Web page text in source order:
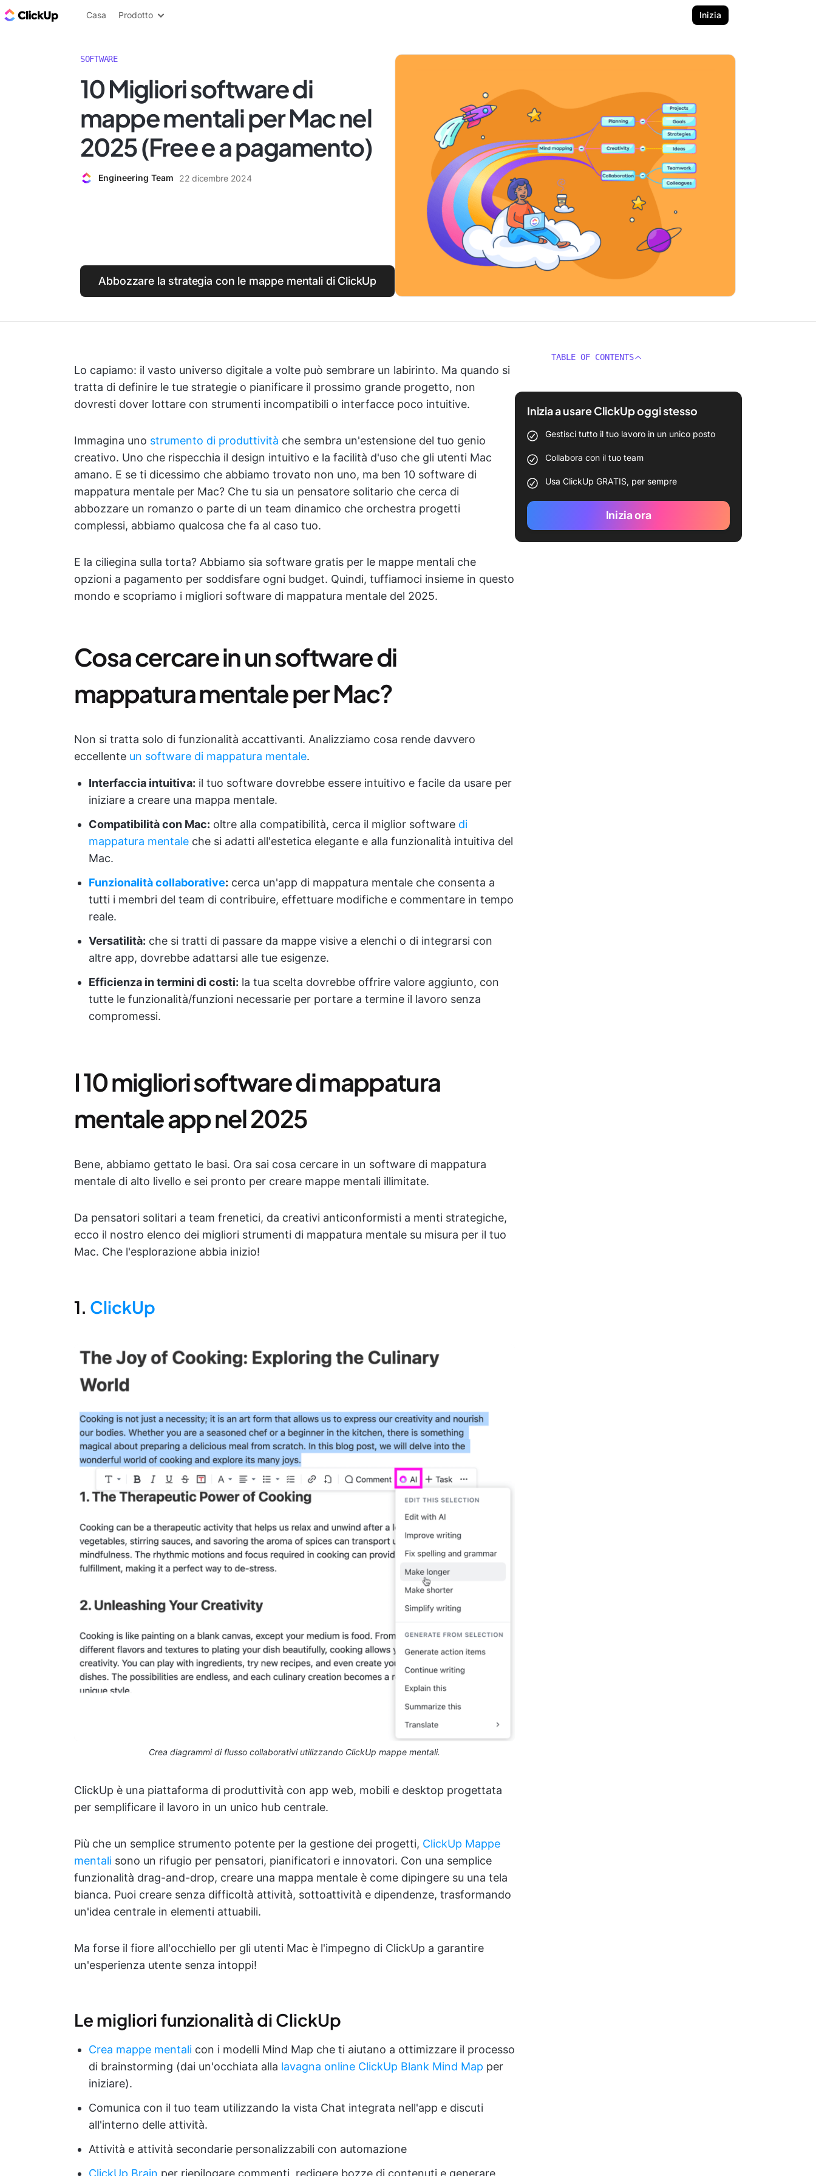
Blog di ClickUp
Casa Prodotto Inizia
SOFTWARE
10 Migliori software di
mappe mentali per Mac nel
2025 (Free e a pagamento)
Engineering Team 22 dicembre 2024
Abbozzare la strategia con le mappe mentali di ClickUp
Lo capiamo: il vasto universo digitale a volte può sembrare un labirinto. Ma quando si
tratta di definire le tue strategie o pianificare il prossimo grande progetto, non
dovresti dover lottare con strumenti incompatibili o interfacce poco intuitive.
Immagina uno strumento di produttività che sembra un'estensione del tuo genio
creativo. Uno che rispecchia il design intuitivo e la facilità d'uso che gli utenti Mac
amano. E se ti dicessimo che abbiamo trovato non uno, ma ben 10 software di
mappatura mentale per Mac? Che tu sia un pensatore solitario che cerca di
abbozzare un romanzo o parte di un team dinamico che orchestra progetti
complessi, abbiamo qualcosa che fa al caso tuo.
E la ciliegina sulla torta? Abbiamo sia software gratis per le mappe mentali che
opzioni a pagamento per soddisfare ogni budget. Quindi, tuffiamoci insieme in questo
mondo e scopriamo i migliori software di mappatura mentale del 2025.
Cosa cercare in un software di
mappatura mentale per Mac?
Non si tratta solo di funzionalità accattivanti. Analizziamo cosa rende davvero
eccellente un software di mappatura mentale.
Interfaccia intuitiva: il tuo software dovrebbe essere intuitivo e facile da usare per
iniziare a creare una mappa mentale.
Compatibilità con Mac: oltre alla compatibilità, cerca il miglior software di
mappatura mentale che si adatti all'estetica elegante e alla funzionalità intuitiva del
Mac.
Funzionalità collaborative: cerca un'app di mappatura mentale che consenta a
tutti i membri del team di contribuire, effettuare modifiche e commentare in tempo
reale.
Versatilità: che si tratti di passare da mappe visive a elenchi o di integrarsi con
altre app, dovrebbe adattarsi alle tue esigenze.
Efficienza in termini di costi: la tua scelta dovrebbe offrire valore aggiunto, con
tutte le funzionalità/funzioni necessarie per portare a termine il lavoro senza
compromessi.
I 10 migliori software di mappatura
mentale app nel 2025
Bene, abbiamo gettato le basi. Ora sai cosa cercare in un software di mappatura
mentale di alto livello e sei pronto per creare mappe mentali illimitate.
Da pensatori solitari a team frenetici, da creativi anticonformisti a menti strategiche,
ecco il nostro elenco dei migliori strumenti di mappatura mentale su misura per il tuo
Mac. Che l'esplorazione abbia inizio!
1. ClickUp
Crea diagrammi di flusso collaborativi utilizzando ClickUp mappe mentali.
ClickUp è una piattaforma di produttività con app web, mobili e desktop progettata
per semplificare il lavoro in un unico hub centrale.
Più che un semplice strumento potente per la gestione dei progetti, ClickUp Mappe
mentali sono un rifugio per pensatori, pianificatori e innovatori. Con una semplice
funzionalità drag-and-drop, creare una mappa mentale è come dipingere su una tela
bianca. Puoi creare senza difficoltà attività, sottoattività e dipendenze, trasformando
un'idea centrale in elementi attuabili.
Ma forse il fiore all'occhiello per gli utenti Mac è l'impegno di ClickUp a garantire
un'esperienza utente senza intoppi!
Le migliori funzionalità di ClickUp
Crea mappe mentali con i modelli Mind Map che ti aiutano a ottimizzare il processo
di brainstorming (dai un'occhiata alla lavagna online ClickUp Blank Mind Map per
iniziare).
Comunica con il tuo team utilizzando la vista Chat integrata nell'app e discuti
all'interno delle attività.
Attività e attività secondarie personalizzabili con automazione
ClickUp Brain per riepilogare commenti, redigere bozze di contenuti e generare
TABLE OF CONTENTS
Inizia a usare ClickUp oggi stesso
Gestisci tutto il tuo lavoro in un unico posto
Collabora con il tuo team
Usa ClickUp GRATIS, per sempre
Inizia ora